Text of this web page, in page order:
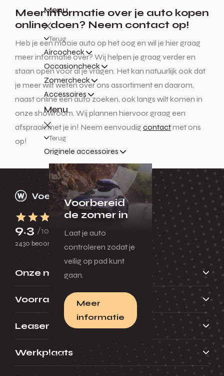
Menu
Terug
Aircocheck
Occasioncheck
Zomercheck
Accessoires
Menu
Terug
Originele accessoires
Voorbereid
de zomer in
Laat je auto
controleren zodat je
veilig op pad kunt
gaan.
Meer
informatie
Huren
Meer informatie over je auto kopen
online doen? Neem contact op!
Heb je een mooie auto op het oog en wil je hier graag
meer informatie over? Wij helpen je graag verder en
staan open voor al je vragen. Het kan natuurlijk ook dat
je meer wilt weten over ons assortiment en daarom,
naast online een auto zoeken, ook langs wilt komen in
onze showroom. Wij plannen hiervoor graag een
afspraak met je in! Neem eenvoudigcontactmet ons
op!
9.3 /10
2430 beoordelingen
Onze merken
Voorraad
Leasen
Werkplaats